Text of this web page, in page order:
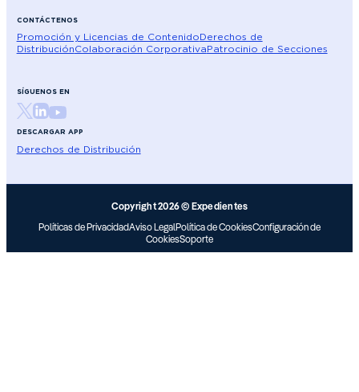
CONTÁCTENOS
Promoción y Licencias de ContenidoDerechos de
DistribuciónColaboración CorporativaPatrocinio de Secciones
SÍGUENOS EN
DESCARGAR APP
Derechos de Distribución
Copyright 2026 © Expedientes
Políticas de PrivacidadAviso LegalPolítica de CookiesConfiguración de
CookiesSoporte